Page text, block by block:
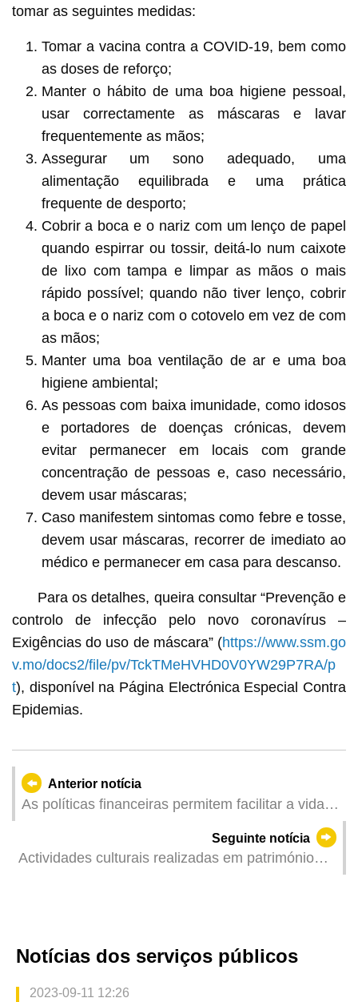
tomar as seguintes medidas:
Tomar a vacina contra a COVID-19, bem como
as doses de reforço;
Manter o hábito de uma boa higiene pessoal,
usar correctamente as máscaras e lavar
frequentemente as mãos;
Assegurar um sono adequado, uma
alimentação equilibrada e uma prática
frequente de desporto;
Cobrir a boca e o nariz com um lenço de papel
quando espirrar ou tossir, deitá-lo num caixote
de lixo com tampa e limpar as mãos o mais
rápido possível; quando não tiver lenço, cobrir
a boca e o nariz com o cotovelo em vez de com
as mãos;
Manter uma boa ventilação de ar e uma boa
higiene ambiental;
As pessoas com baixa imunidade, como idosos
e portadores de doenças crónicas, devem
evitar permanecer em locais com grande
concentração de pessoas e, caso necessário,
devem usar máscaras;
Caso manifestem sintomas como febre e tosse,
devem usar máscaras, recorrer de imediato ao
médico e permanecer em casa para descanso.
Para os detalhes, queira consultar “Prevenção e
controlo de infecção pelo novo coronavírus –
Exigências do uso de máscara” (https://www.ssm.go
v.mo/docs2/file/pv/TckTMeHVHD0V0YW29P7RA/p
t), disponível na Página Electrónica Especial Contra
Epidemias.
Anterior notícia
As políticas financeiras permitem facilitar a vida e
o emprego dos cidadãos de Macau na Zona de
Seguinte notícia
Actividades culturais realizadas em património
Notícias dos serviços públicos
2023-09-11 12:26